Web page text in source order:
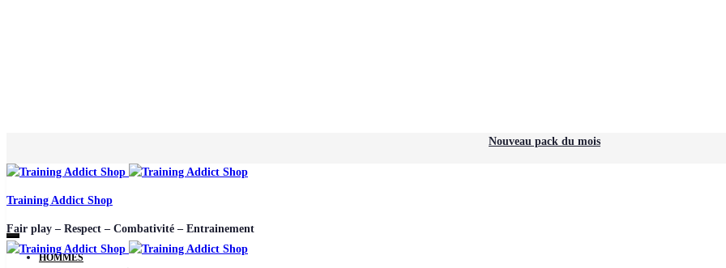
Nouveau pack du mois
Training Addict Shop
Fair play – Respect – Combativité – Entrainement
HOMMES